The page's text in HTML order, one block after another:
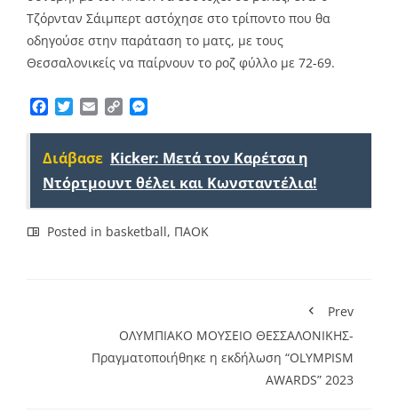
Τζόρνταν Σάιμπερτ αστόχησε στο τρίποντο που θα
οδηγούσε στην παράταση το ματς, με τους
Θεσσαλονικείς να παίρνουν το ροζ φύλλο με 72-69.
Facebook
TwitterEmailCopy
Διάβασε Kicker: Μετά τον Καρέτσα η
Ντόρτμουντ θέλει και Κωνσταντέλια!
Posted in basketball, ΠΑΟΚ
Prev
OΛΥΜΠΙΑΚΟ ΜΟΥΣΕΙΟ ΘΕΣΣΑΛΟΝΙΚΗΣ-
Πραγματοποιήθηκε η εκδήλωση “OLYMPISM
AWARDS” 2023